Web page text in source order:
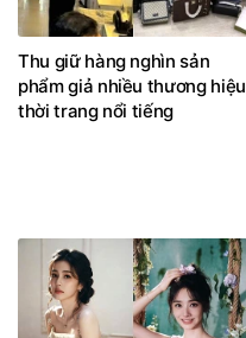
Thu giữ hàng nghìn sản
phẩm giả nhiều thương hiệu
thời trang nổi tiếng